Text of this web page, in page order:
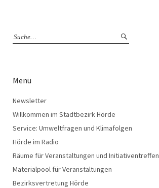
Menü
Newsletter
Willkommen im Stadtbezirk Hörde
Service: Umweltfragen und Klimafolgen
Hörde im Radio
Räume für Veranstaltungen und Initiativentreffen
Materialpool für Veranstaltungen
Bezirksvertretung Hörde